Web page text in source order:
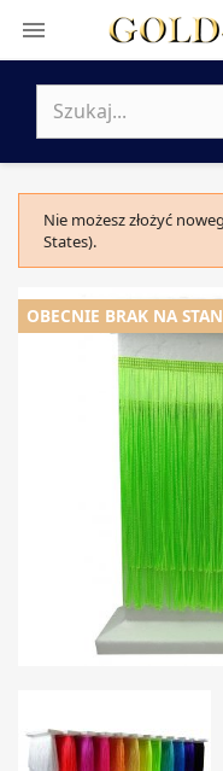

Nie możesz złożyć
States).
OBECNIE BRAK NA